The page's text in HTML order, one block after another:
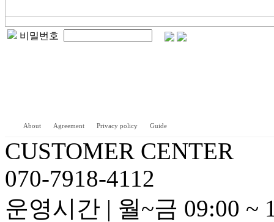
비밀번호
About Agreement Privacy policy Guide
CUSTOMER CENTER
070-7918-4112
운영시간 | 월~금 09:00 ~